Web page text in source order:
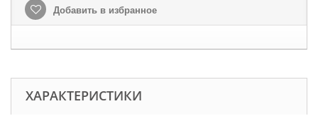
Добавить в избранное
ХАРАКТЕРИСТИКИ